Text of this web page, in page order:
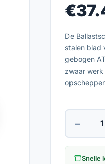
€
De
stalen blad
gebogen
zwaar
−
Snelle